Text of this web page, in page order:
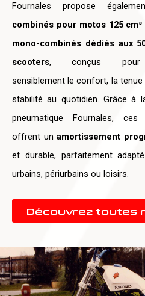
Fournales propose
combinés pour motos 125 cm³
mono-combinés dédiés aux
scooters, conçus pour
sensiblement le confort, la
stabilité au quotidien. Grâce à
pneumatique Fournales, ces
offrent unamortissement
et durable, parfaitement
urbains, périurbains ou loisirs.
Découvrez toutes